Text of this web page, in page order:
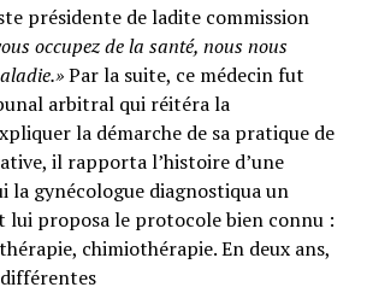
présidente de ladite commission
occupez de la santé, nous nous
Par la suite, ce médecin fut
arbitral qui réitéra la
la démarche de sa pratique de
il rapporta l’histoire d’une
la gynécologue diagnostiqua un
lui proposa le protocole bien connu :
chimiothérapie. En deux ans,